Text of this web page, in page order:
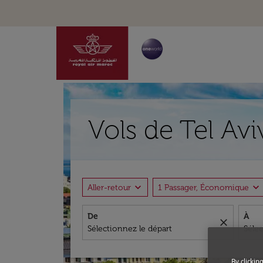
Vols de Tel
Aller-retour expand_more 1 Passager, Économique expand_more
De
close
À